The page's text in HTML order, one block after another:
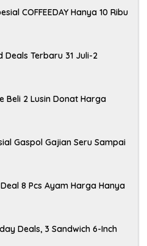
COFFEEDAY Hanya 10 Ribu
Deals Terbaru 31 Juli-2
Beli 2 Lusin Donat Harga
Gaspol Gajian Seru Sampai
8 Pcs Ayam Harga Hanya
Deals, 3 Sandwich 6-Inch